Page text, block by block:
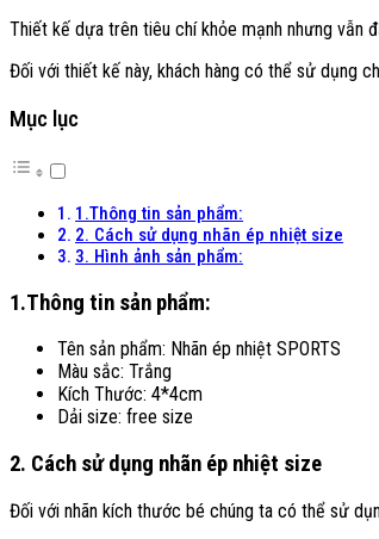
Thiết kế dựa trên tiêu chí khỏe mạnh nhưng vẫn
Đối với thiết kế này, khách hàng có thể sử dụng
Mục lục
1.Thông tin sản phẩm:
2. Cách sử dụng nhãn ép nhiệt size
3. Hình ảnh sản phẩm:
1.Thông tin sản phẩm:
Tên sản phẩm: Nhãn ép nhiệt SPORTS
Màu sắc: Trắng
Kích Thước: 4*4cm
Dải size: free size
2. Cách sử dụng nhãn ép nhiệt size
Đối với nhãn kích thước bé chúng ta có thể sử